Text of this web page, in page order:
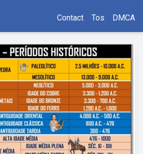
Contact Tos DMCA